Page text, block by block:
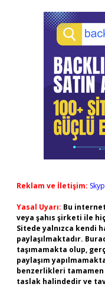
Reklam ve İletişim:
Yasal Uyarı: Bu
veya şahıs şirketi ile
Sitede yalnızca kendi
paylaşılmaktadır.
taşımamakta olup,
paylaşım
benzerlikleri
taslak halindedir ve